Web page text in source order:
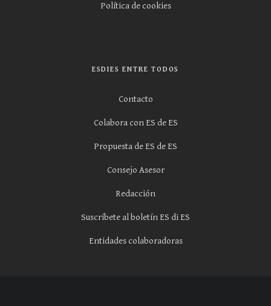
Política de cookies
ESDIES ENTRE TODOS
Contacto
Colabora con ES de ES
Propuesta de ES de ES
Consejo Asesor
Redacción
Suscríbete al boletín ES di ES
Entidades colaboradoras